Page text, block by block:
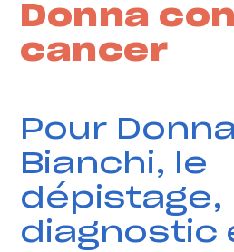
Donna
cancer
Pour Donna
Bianchi, le
dépistage,
diagnostic